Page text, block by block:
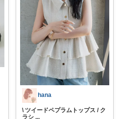
hana
\ ツイードペプラムトップス / ク
ラシ ...